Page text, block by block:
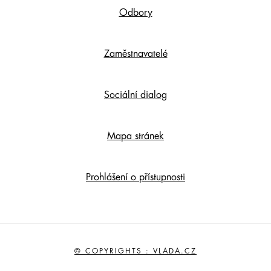
Odbory
Zaměstnavatelé
Sociální dialog
Mapa stránek
Prohlášení o přístupnosti
© COPYRIGHTS : VLADA.CZ